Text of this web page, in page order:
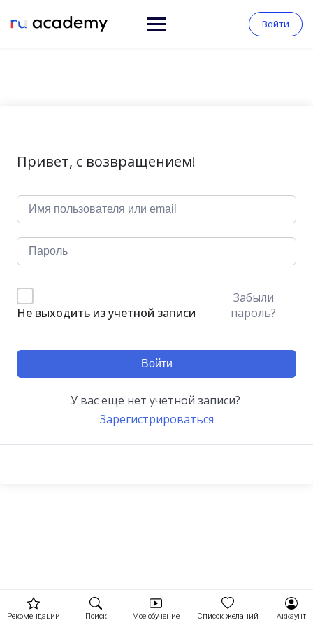
Войти
Привет, с возвращением!
Не выходить из учетной записи
Забыли
пароль?
Войти
У вас еще нет учетной записи?
Зарегистрироваться
Рекомендации Поиск Мое обучение Список желаний Аккаунт